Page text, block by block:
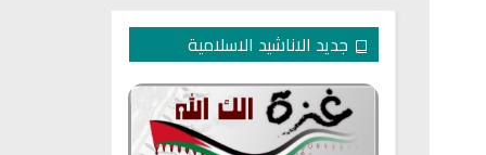
جديد الاناشيد الاسلامية